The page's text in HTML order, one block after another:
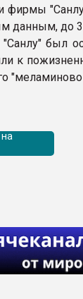
фирмы
данным, до
"Санлу" был
к